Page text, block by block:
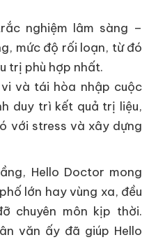
nghiệm lâm sàng –
mức độ rối loạn, từ đó
trị phù hợp nhất.
và tái hòa nhập cuộc
duy trì kết quả trị liệu,
với stress và xây dựng
Hello Doctor mong
lớn hay vùng xa, đều
chuyên môn kịp thời.
văn ấy đã giúp Hello